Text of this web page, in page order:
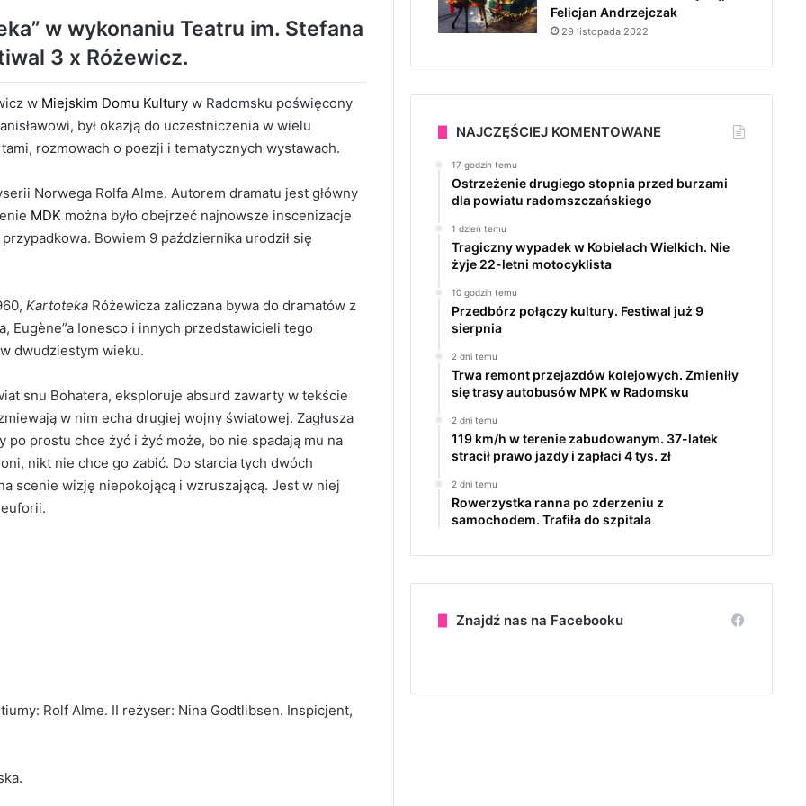
w wykonaniu Teatru im. Stefana
3 x Różewicz.
w Miejskim Domu Kultury w Radomsku poświęcony
był okazją do uczestniczenia w wielu
rozmowach o poezji i tematycznych wystawach.
Norwega Rolfa Alme. Autorem dramatu jest główny
MDK można było obejrzeć najnowsze inscenizacje
Bowiem 9 października urodził się
Kartoteka Różewicza zaliczana bywa do dramatów z
Eugène”a Ionesco i innych przedstawicieli tego
dwudziestym wieku.
snu Bohatera, eksploruje absurd zawarty w tekście
w nim echa drugiej wojny światowej. Zagłusza
po prostu chce żyć i żyć może, bo nie spadają mu na
nikt nie chce go zabić. Do starcia tych dwóch
scenie wizję niepokojącą i wzruszającą. Jest w niej
Rolf Alme. II reżyser: Nina Godtlibsen. Inspicjent,
Felicjan Andrzejczak
29 listopada 2022
NAJCZĘŚCIEJ KOMENTOWANE
17 godzin temu
Ostrzeżenie drugiego stopnia przed burzami
dla powiatu radomszczańskiego
1 dzień temu
Tragiczny wypadek w Kobielach Wielkich. Nie
żyje 22-letni motocyklista
10 godzin temu
Przedbórz połączy kultury. Festiwal już 9
sierpnia
2 dni temu
Trwa remont przejazdów kolejowych. Zmieniły
się trasy autobusów MPK w Radomsku
2 dni temu
119 km/h w terenie zabudowanym. 37-latek
stracił prawo jazdy i zapłaci 4 tys. zł
2 dni temu
Rowerzystka ranna po zderzeniu z
samochodem. Trafiła do szpitala
Znajdź nas na Facebooku